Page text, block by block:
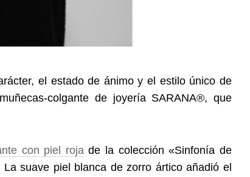
el estado de ánimo y el estilo único de
colgante de joyería SARANA®, que
con piel roja de la colección «Sinfonía de
suave piel blanca de zorro ártico añadió el